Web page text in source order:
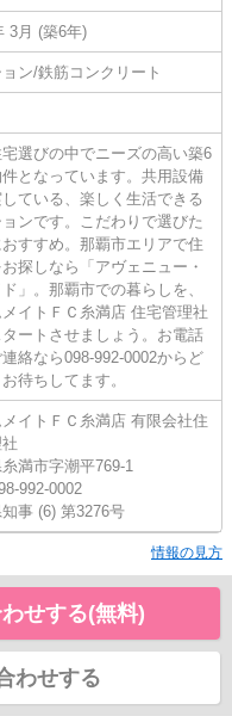
3月 (築6年)
ン/鉄筋コンクリート
選びの中でニーズの高い築6
となっています。共用設備
ている、楽しく生活できる
ンです。こだわりで選びた
すすめ。那覇市エリアで住
探しなら「アヴェニュー・
」。那覇市での暮らしを、
イトＦＣ糸満店 住宅管理社
ートさせましょう。お電話
絡なら098-992-0002からど
待ちしてます。
イトＦＣ糸満店 有限会社住
満市字潮平769-1
992-0002
事 (6) 第3276号
情報の見方
せする(無料)
わせする